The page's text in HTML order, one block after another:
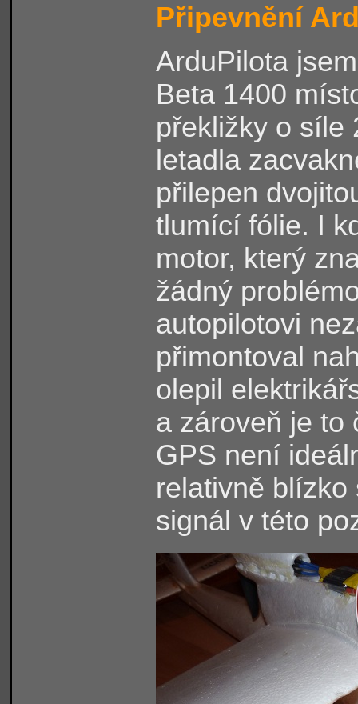
Připevnění
ArduPilota
Beta 1400
překližky o síle
letadla
přilepen
tlumící fólie. I
motor, který
žádný
autopilotovi
přimontoval
olepil
a zároveň je to
GPS není
relativně blízko
signál v této